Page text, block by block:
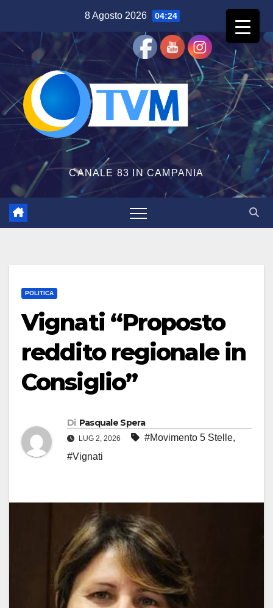
contenuto
8 Agosto 2026 04:24
CANALE 83 IN CAMPANIA
POLITICA
Vignati “Proposto
reddito regionale in
Consiglio”
Di Pasquale Spera
LUG 2, 2026 #Movimento 5 Stelle,
#Vignati